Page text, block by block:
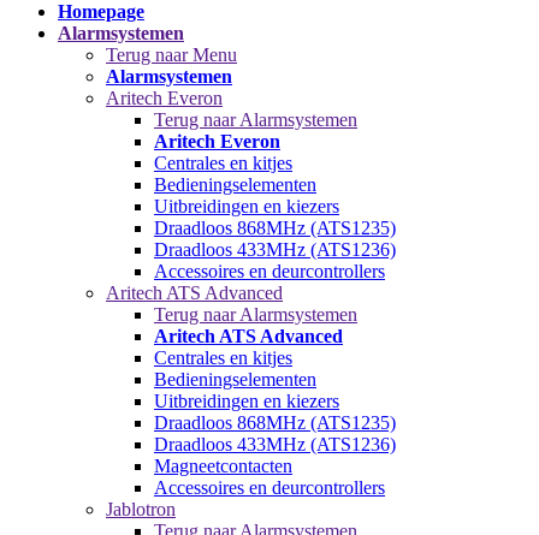
Homepage
Alarmsystemen
Terug naar Menu
Alarmsystemen
Aritech Everon
Terug naar Alarmsystemen
Aritech Everon
Centrales en kitjes
Bedieningselementen
Uitbreidingen en kiezers
Draadloos 868MHz (ATS1235)
Draadloos 433MHz (ATS1236)
Accessoires en deurcontrollers
Aritech ATS Advanced
Terug naar Alarmsystemen
Aritech ATS Advanced
Centrales en kitjes
Bedieningselementen
Uitbreidingen en kiezers
Draadloos 868MHz (ATS1235)
Draadloos 433MHz (ATS1236)
Magneetcontacten
Accessoires en deurcontrollers
Jablotron
Terug naar Alarmsystemen